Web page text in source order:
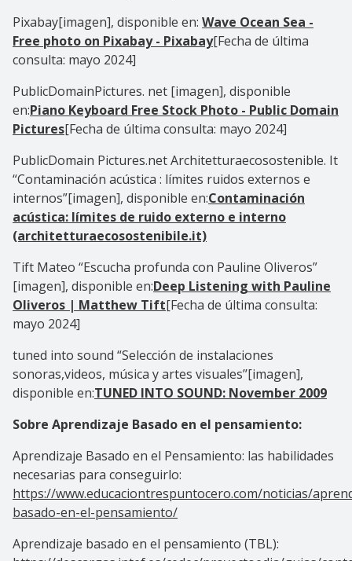
Pixabay[imagen], disponible en: Wave Ocean Sea -
Free photo on Pixabay - Pixabay[Fecha de última
consulta: mayo 2024]
PublicDomainPictures. net [imagen], disponible
en:Piano Keyboard Free Stock Photo - Public Domain
Pictures[Fecha de última consulta: mayo 2024]
PublicDomain Pictures.net Architetturaecosostenible. It
“Contaminación acústica : límites ruidos externos e
internos”[imagen], disponible en:Contaminación
acústica: límites de ruido externo e interno
(architetturaecosostenibile.it)
Tift Mateo “Escucha profunda con Pauline Oliveros”
[imagen], disponible en:Deep Listening with Pauline
Oliveros | Matthew Tift[Fecha de última consulta:
mayo 2024]
tuned into sound “Selección de instalaciones
sonoras,videos, música y artes visuales’’[imagen],
disponible en:TUNED INTO SOUND: November 2009
Sobre Aprendizaje Basado en el pensamiento:
Aprendizaje Basado en el Pensamiento: las habilidades
necesarias para conseguirlo:
https://www.educaciontrespuntocero.com/noticias/
basado-en-el-pensamiento/
Aprendizaje basado en el pensamiento (TBL):